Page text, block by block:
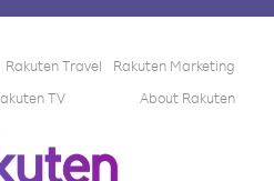
Rakuten Travel
Rakuten Marketing
TV About Rakuten